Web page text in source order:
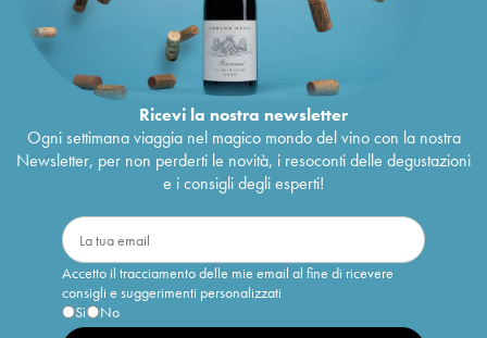
Ricevi la nostra newsletter
Ogni settimana viaggia nel magico mondo del vino con la nostra
Newsletter, per non perderti le novità, i resoconti delle degustazioni
e i consigli degli esperti!
Accetto il tracciamento delle mie email al fine di ricevere
consigli e suggerimenti personalizzati
Sì
No